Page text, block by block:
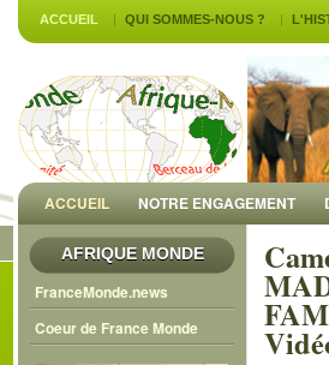
ACCUEIL QUI SOMMES-NOUS ?
ACCUEIL NOTRE ENGAGEMENT
AFRIQUE MONDE
FranceMonde.news
Coeur de France Monde